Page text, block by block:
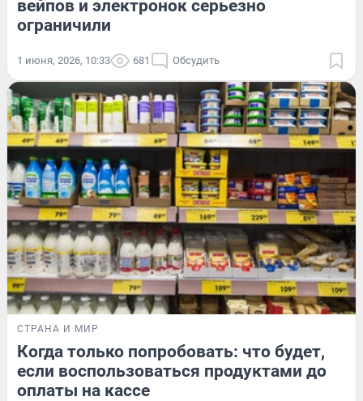
вейпов и электронок серьезно
ограничили
1 июня, 2026, 10:33 681 Обсудить
СТРАНА И МИР
Когда только попробовать: что будет,
если воспользоваться продуктами до
оплаты на кассе